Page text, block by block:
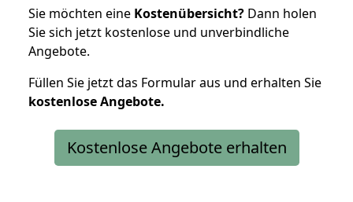
Sie möchten eine Kostenübersicht? Dann holen
Sie sich jetzt kostenlose und unverbindliche
Angebote.
Füllen Sie jetzt das Formular aus und erhalten Sie
kostenloseAngebote.
Kostenlose Angebote erhalten